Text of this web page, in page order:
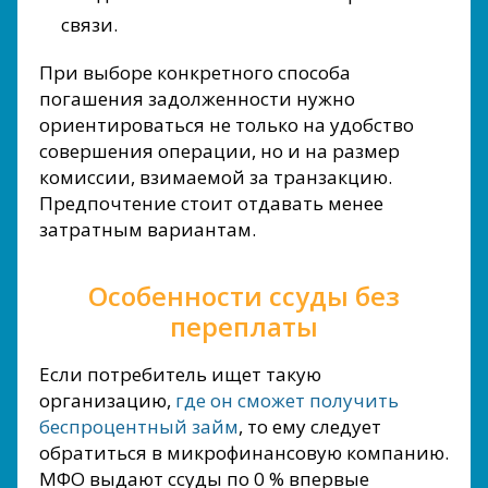
связи.
При выборе конкретного способа
погашения задолженности нужно
ориентироваться не только на удобство
совершения операции, но и на размер
комиссии, взимаемой за транзакцию.
Предпочтение стоит отдавать менее
затратным вариантам.
Особенности ссуды без
переплаты
Если потребитель ищет такую
организацию, где он сможет получить
беспроцентный займ, то ему следует
обратиться в микрофинансовую компанию.
МФО выдают ссуды по 0 % впервые